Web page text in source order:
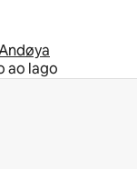
ao lago